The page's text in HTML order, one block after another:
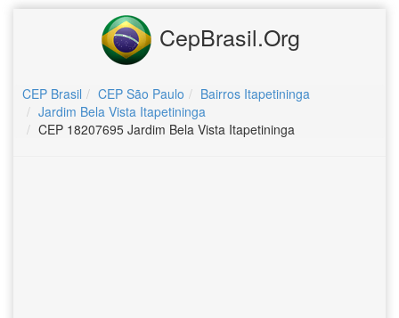
CepBrasil.Org
CEP Brasil CEP São Paulo
Bairros Itapetininga
Jardim Bela Vista Itapetininga
CEP 18207695 Jardim Bela Vista Itapetininga